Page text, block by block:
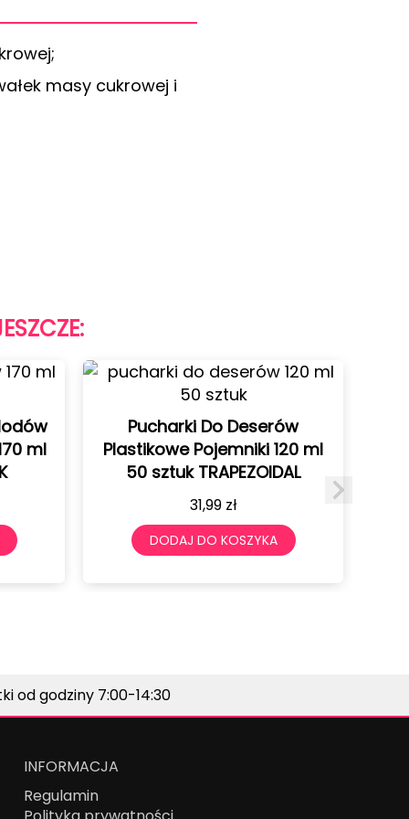
masy cukrowej i
Do Deserów
120 ml
KOSZYKA
Foremki do ciastek
formy Halloween kot
nietoperz pajęczyna
29,90
od godziny 7:00-14:30
INFORMACJA
Regulamin